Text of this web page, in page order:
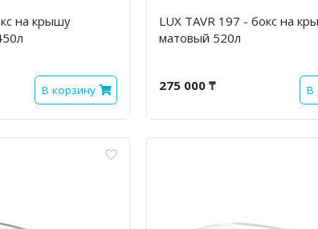
на крышу
В корзину
LUX TAVR 197 - бокс на
матовый 520л
275 000 ₸ В